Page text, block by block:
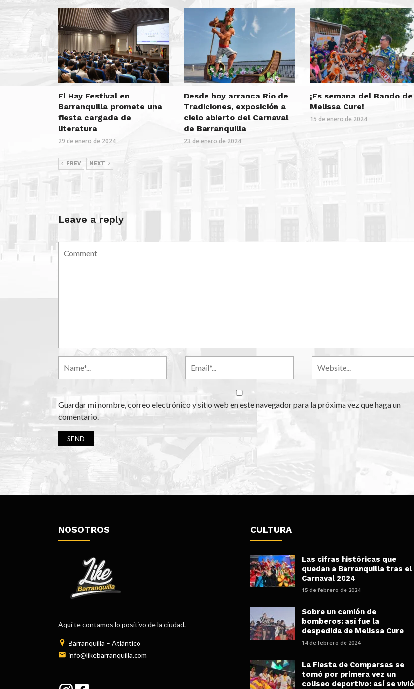
El Hay Festival en
Barranquilla promete una
fiesta cargada de
literatura
29 de enero de 2024
Desde hoy arranca Río de
Tradiciones, exposición a
cielo abierto del Carnaval
de Barranquilla
23 de enero de 2024
¡Es semana del Bando de
Melissa Cure!
15 de enero de 2024
PREV NEXT
Leave a reply
Guardar mi nombre, correo electrónico y sitio web en este navegador para la próxima vez que haga un
comentario.
NOSOTROS
Aquí te contamos lo positivo de la ciudad.
Barranquilla – Atlántico
info@likebarranquilla.com
CULTURA
Las cifras históricas que
quedan a Barranquilla tras el
Carnaval 2024
15 de febrero de 2024
Sobre un camión de
bomberos: así fue la
despedida de Melissa Cure
14 de febrero de 2024
La Fiesta de Comparsas se
tomó por primera vez un
coliseo deportivo: así se vivió